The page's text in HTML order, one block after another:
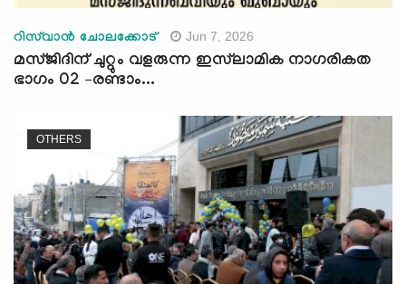
റിസ്‌വാൻ ചോലക്കോട് Jun 7, 2026
മസ്ജിദിന് ചുറ്റും വളരുന്ന ഇസ്‍ലാമിക നാഗരികത
ഭാഗം 02 –രണ്ടാം...
OTHERS